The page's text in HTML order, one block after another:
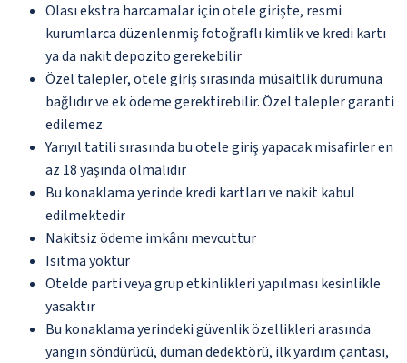
Olası ekstra harcamalar için otele girişte, resmi
kurumlarca düzenlenmiş fotoğraflı kimlik ve kredi kartı
ya da nakit depozito gerekebilir
Özel talepler, otele giriş sırasında müsaitlik durumuna
bağlıdır ve ek ödeme gerektirebilir. Özel talepler garanti
edilemez
Yarıyıl tatili sırasında bu otele giriş yapacak misafirler en
az 18 yaşında olmalıdır
Bu konaklama yerinde kredi kartları ve nakit kabul
edilmektedir
Nakitsiz ödeme imkânı mevcuttur
Isıtma yoktur
Otelde parti veya grup etkinlikleri yapılması kesinlikle
yasaktır
Bu konaklama yerindeki güvenlik özellikleri arasında
yangın söndürücü, duman dedektörü, ilk yardım çantası,